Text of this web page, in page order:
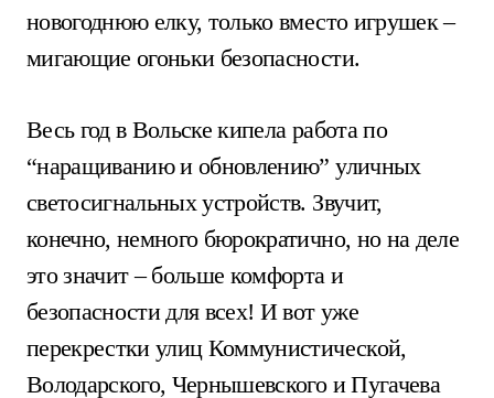
новогоднюю елку, только вместо игрушек –
мигающие огоньки безопасности.
Весь год в Вольске кипела работа по
“наращиванию и обновлению” уличных
светосигнальных устройств. Звучит,
конечно, немного бюрократично, но на деле
это значит – больше комфорта и
безопасности для всех! И вот уже
перекрестки улиц Коммунистической,
Володарского, Чернышевского и Пугачева